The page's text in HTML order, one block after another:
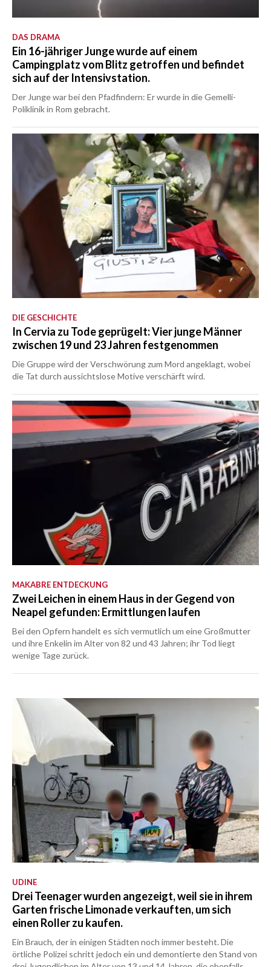
DAS DRAMA
Ein 16-jähriger Junge wurde auf einem
Campingplatz vom Blitz getroffen und befindet
sich auf der Intensivstation.
Der Junge war bei den Pfadfindern: Er wurde in die Gemelli-
Poliklinik in Rom gebracht.
DIE GESCHICHTE
In Cervia zu Tode geprügelt: Vier junge Männer
zwischen 19 und 23 Jahren festgenommen
Die Gruppe wird der Verschwörung zum Mord angeklagt, wobei
die Tat durch aussichtslose Motive verschärft wird.
MAKABRE ENTDECKUNG
Zwei Leichen in einem Haus in der Gegend von
Neapel gefunden: Ermittlungen laufen
Bei den Opfern handelt es sich vermutlich um eine Großmutter
und ihre Enkelin im Alter von 82 und 43 Jahren; ihr Tod liegt
wenige Tage zurück.
UDINE
Drei Teenager wurden angezeigt, weil sie in ihrem
Garten frische Limonade verkauften, um sich
einen Roller zu kaufen.
Ein Brauch, der in einigen Städten noch immer besteht. Die
örtliche Polizei schritt jedoch ein und demontierte den Stand von